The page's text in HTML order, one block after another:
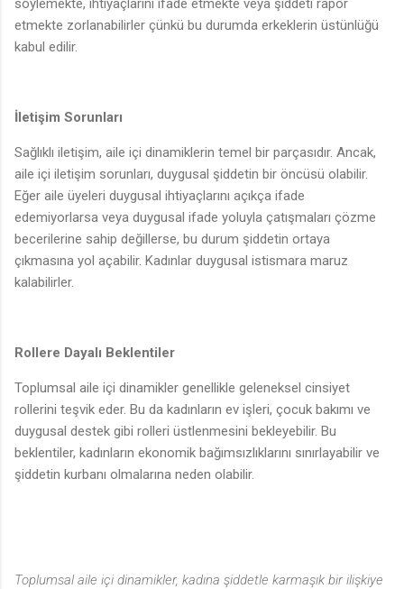
etmekte zorlanabilirler çünkü bu durumda erkeklerin üstünlüğü
kabul edilir.
İletişim Sorunları
Sağlıklı iletişim, aile içi dinamiklerin temel bir parçasıdır. Ancak,
aile içi iletişim sorunları, duygusal şiddetin bir öncüsü olabilir.
Eğer aile üyeleri duygusal ihtiyaçlarını açıkça ifade
edemiyorlarsa veya duygusal ifade yoluyla çatışmaları çözme
becerilerine sahip değillerse, bu durum şiddetin ortaya
çıkmasına yol açabilir. Kadınlar duygusal istismara maruz
kalabilirler.
Rollere Dayalı Beklentiler
Toplumsal aile içi dinamikler genellikle geleneksel cinsiyet
rollerini teşvik eder. Bu da kadınların ev işleri, çocuk bakımı ve
duygusal destek gibi rolleri üstlenmesini bekleyebilir. Bu
beklentiler, kadınların ekonomik bağımsızlıklarını sınırlayabilir ve
şiddetin kurbanı olmalarına neden olabilir.
Toplumsal aile içi dinamikler, kadına şiddetle karmaşık bir ilişkiye